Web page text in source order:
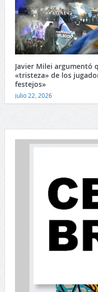
Javier Milei argumentó
«tristeza» de los
festejos»
julio 22, 2026